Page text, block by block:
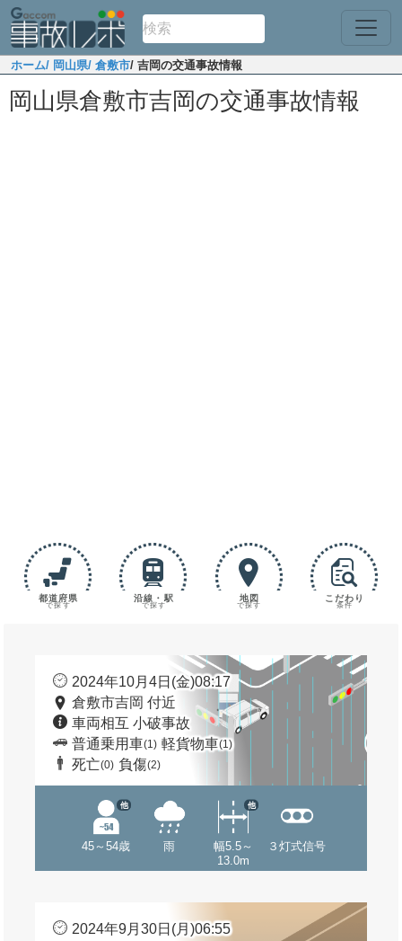
ホーム/ 岡山県/ 倉敷市/ 吉岡の交通事故情報
岡山県倉敷市吉岡の交通事故情報
都道府県
で探す
沿線・駅
で探す
地図
で探す
こだわり
条件
2024年10月4日(金)08:17
倉敷市吉岡 付近
車両相互 小破事故
普通乗用車(1) 軽貨物車(1)
死亡(0) 負傷(2)
45～54歳
他
雨
幅5.5～
13.0m
他
３灯式信号
2024年9月30日(月)06:55